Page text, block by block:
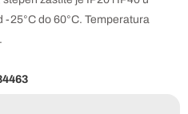
25°C do 60°C. Temperatura